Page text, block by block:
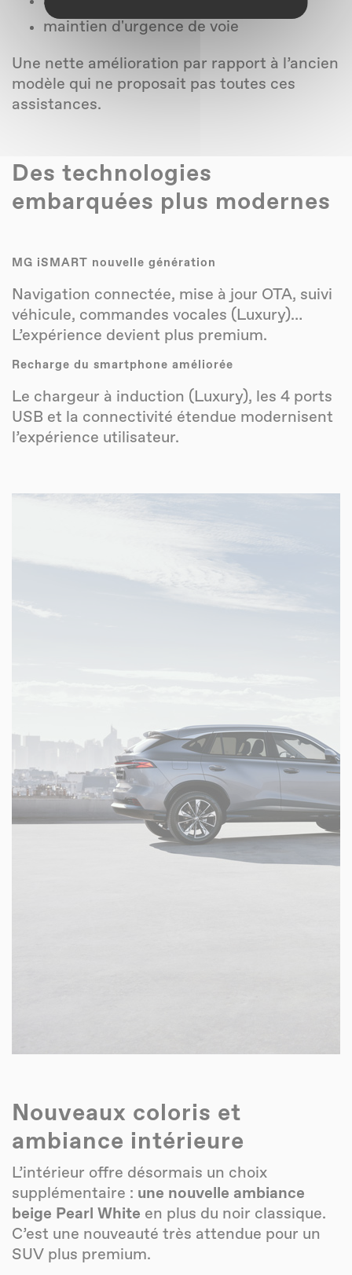
maintien d'urgence de voie
Une nette amélioration par rapport à l’ancien
modèle qui ne proposait pas toutes ces
assistances.
Des technologies
embarquées plus modernes
MG iSMART nouvelle génération
Navigation connectée, mise à jour OTA, suivi
véhicule, commandes vocales (Luxury)…
L’expérience devient plus premium.
Recharge du smartphone améliorée
Le chargeur à induction (Luxury), les 4 ports
USB et la connectivité étendue modernisent
l’expérience utilisateur.
Nouveaux coloris et
ambiance intérieure
L’intérieur offre désormais un choix
supplémentaire : une nouvelle ambiance
beige Pearl White en plus du noir classique.
C’est une nouveauté très attendue pour un
SUV plus premium.